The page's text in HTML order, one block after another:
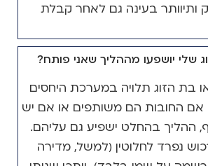
בעינה גם לאחר קבלת
שלי יושפעו מההליך שאני פותח?
בת הזוג תלויה במערכת היחסים
אם החובות הם משותפים או אם יש
ההליך בהחלט ישפיע גם עליהם.
נפרד לחלוטין (למשל, מדירה